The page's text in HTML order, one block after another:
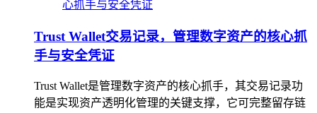
Trust Wallet交易记录，管理数字资产的核心抓
手与安全凭证
Trust Wallet是管理数字资产的核心抓手，其交易记录功
能是实现资产透明化管理的关键支撑，它可完整留存链